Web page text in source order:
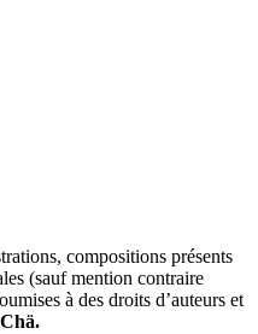
compositions présents
(sauf mention contraire
à des droits d’auteurs et